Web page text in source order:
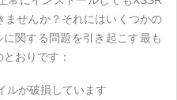
ませんか？それにはいくつかの
関する問題を引き起こす最も
おりです：
ルが破損しています